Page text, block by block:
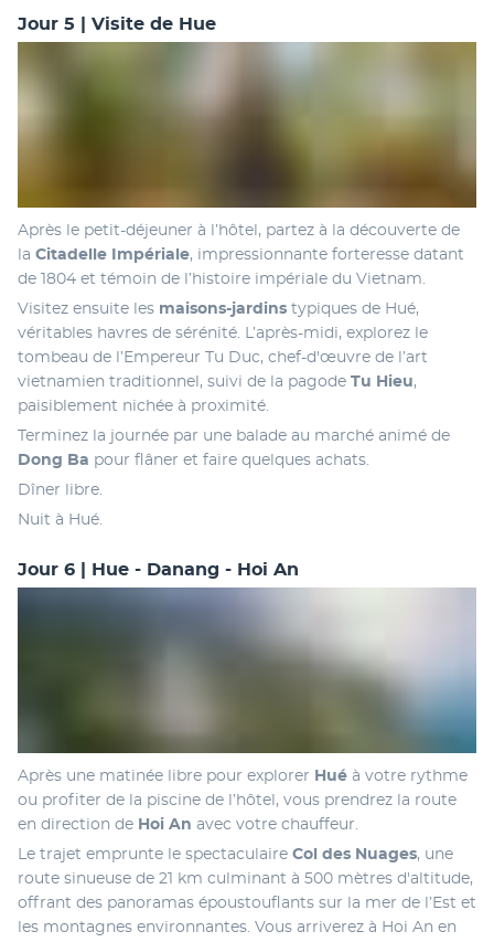
Jour 5 | Visite de Hue
Après le petit-déjeuner à l’hôtel, partez à la découverte de
la Citadelle Impériale, impressionnante forteresse datant
de 1804 et témoin de l’histoire impériale du Vietnam.
Visitez ensuite les maisons-jardins typiques de Hué,
véritables havres de sérénité. L’après-midi, explorez le
tombeau de l’Empereur Tu Duc, chef-d'œuvre de l’art
vietnamien traditionnel, suivi de la pagode Tu Hieu,
paisiblement nichée à proximité.
Dong Ba pour flâner et faire quelques achats.
Dîner libre.
Nuit à Hué.
Jour 6 | Hue - Danang - Hoi An
Après une matinée libre pour explorer Hué à votre rythme
ou profiter de la piscine de l’hôtel, vous prendrez la route
en direction de Hoi An avec votre chauffeur.
Le trajet emprunte le spectaculaire Col des Nuages, une
route sinueuse de 21 km culminant à 500 mètres d'altitude,
offrant des panoramas époustouflants sur la mer de l’Est et
les montagnes environnantes. Vous arriverez à Hoi An en